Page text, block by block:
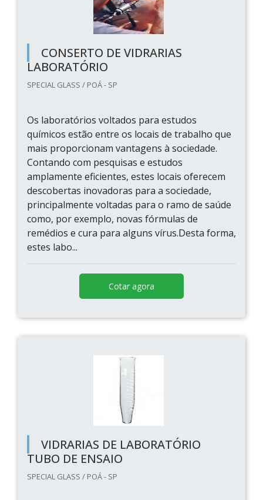
CONSERTO DE VIDRARIAS
LABORATÓRIO
SPECIAL GLASS / POÁ - SP
Os laboratórios voltados para estudos
químicos estão entre os locais de trabalho que
mais proporcionam vantagens à sociedade.
Contando com pesquisas e estudos
amplamente eficientes, estes locais oferecem
descobertas inovadoras para a sociedade,
principalmente voltadas para o ramo de saúde
como, por exemplo, novas fórmulas de
remédios e cura para alguns vírus.Desta forma,
estes labo...
Cotar agora
VIDRARIAS DE LABORATÓRIO
TUBO DE ENSAIO
SPECIAL GLASS / POÁ - SP